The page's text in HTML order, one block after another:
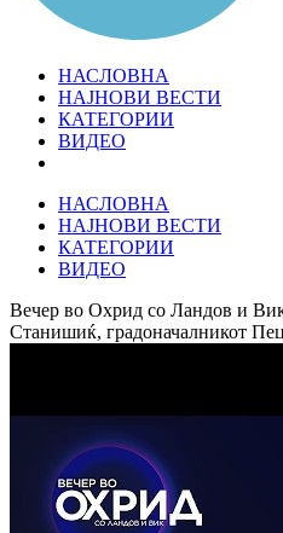
НАСЛОВНА
НАЈНОВИ ВЕСТИ
КАТЕГОРИИ
ВИДЕО
НАСЛОВНА
НАЈНОВИ ВЕСТИ
КАТЕГОРИИ
ВИДЕО
Вечер во Охрид со Ландов и
Станишиќ, градоначалникот